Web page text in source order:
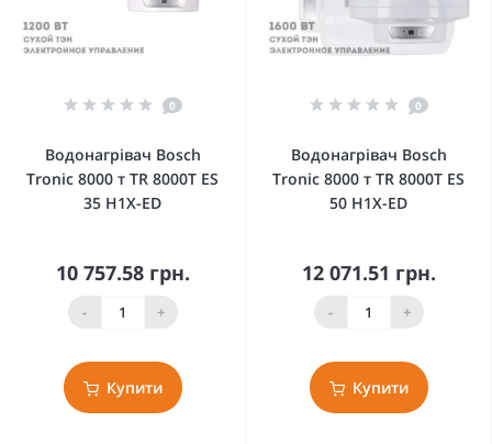
0
Водонагрівач Bosch
Tronic 8000 т TR 8000T ES
35 H1X-ED
10 757.58 грн.
- +
Купити
0
Водонагрівач Bosch
Tronic 8000 т TR 8000T ES
50 H1X-ED
12 071.51 грн.
- +
Купити